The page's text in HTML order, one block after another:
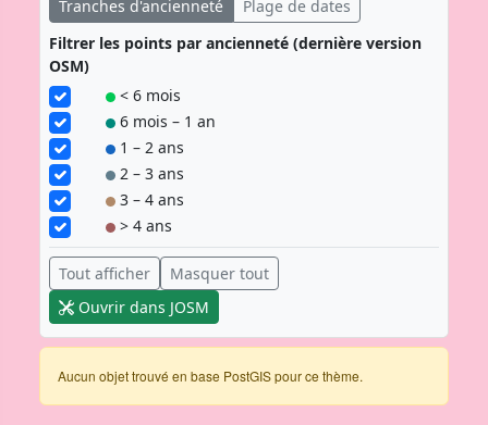
Tranches d'ancienneté
Plage de dates
Filtrer les points par ancienneté (dernière version
OSM)
< 6 mois
6 mois – 1 an
1 – 2 ans
2 – 3 ans
3 – 4 ans
> 4 ans
Tout afficher
Masquer tout
Ouvrir dans JOSM
Aucun objet trouvé en base PostGIS pour ce thème.